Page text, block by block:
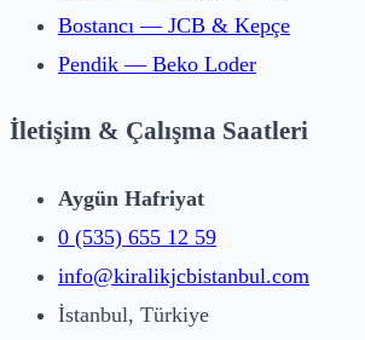
Bostancı — JCB & Kepçe
Pendik — Beko Loder
İletişim & Çalışma Saatleri
Aygün Hafriyat
0 (535) 655 12 59
info@kiralikjcbistanbul.com
İstanbul, Türkiye